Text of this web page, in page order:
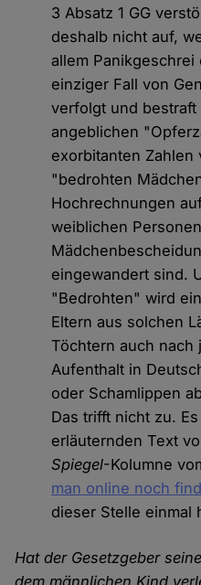
3 Absatz 1 GG
deshalb nicht auf,
allem
einziger Fall von
verfolgt und bestraft
angeblichen
exorbitanten Zahlen
"bedrohten
Hochrechnungen
weiblichen
eingewandert sind.
"Bedrohten" wird
Eltern aus solchen
Töchtern auch nach
Aufenthalt in
oder Schamlippen
Das trifft nicht zu.
erläuternden Text
Spiegel-Kolumne
man online noch
dieser Stelle einmal
Hat der Gesetzgeber